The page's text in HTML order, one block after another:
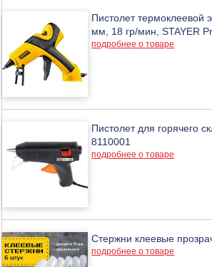
Пистолет термоклеевой
мм, 18 гр/мин, STAYER
подробнее о товаре
Пистолет для горячего
8110001
подробнее о товаре
Стержни клеевые
подробнее о товаре